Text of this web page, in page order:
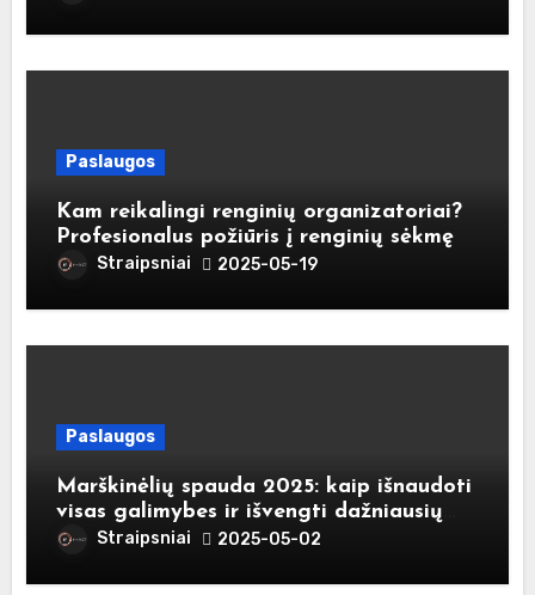
Paslaugos
Kam reikalingi renginių organizatoriai?
Profesionalus požiūris į renginių sėkmę
Straipsniai 2025-05-19
Paslaugos
Marškinėlių spauda 2025: kaip išnaudoti
visas galimybes ir išvengti dažniausių
klaidųStraipsniai 2025-05-02